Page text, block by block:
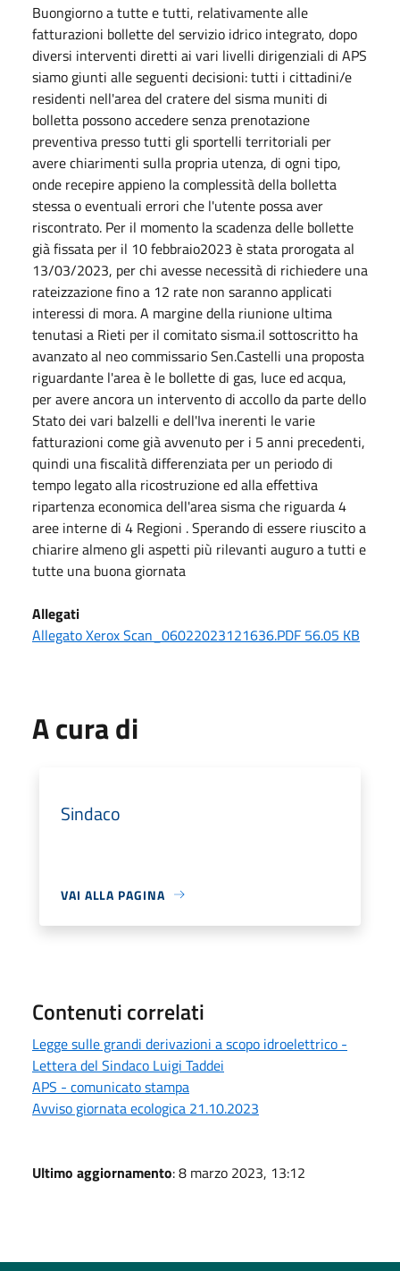
Buongiorno a tutte e tutti, relativamente alle
fatturazioni bollette del servizio idrico integrato, dopo
diversi interventi diretti ai vari livelli dirigenziali di APS
siamo giunti alle seguenti decisioni: tutti i cittadini/e
residenti nell'area del cratere del sisma muniti di
bolletta possono accedere senza prenotazione
preventiva presso tutti gli sportelli territoriali per
avere chiarimenti sulla propria utenza, di ogni tipo,
onde recepire appieno la complessità della bolletta
stessa o eventuali errori che l'utente possa aver
riscontrato. Per il momento la scadenza delle bollette
già fissata per il 10 febbraio2023 è stata prorogata al
13/03/2023, per chi avesse necessità di richiedere una
rateizzazione fino a 12 rate non saranno applicati
interessi di mora. A margine della riunione ultima
tenutasi a Rieti per il comitato sisma.il sottoscritto ha
avanzato al neo commissario Sen.Castelli una proposta
riguardante l'area è le bollette di gas, luce ed acqua,
per avere ancora un intervento di accollo da parte dello
Stato dei vari balzelli e dell'Iva inerenti le varie
fatturazioni come già avvenuto per i 5 anni precedenti,
quindi una fiscalità differenziata per un periodo di
tempo legato alla ricostruzione ed alla effettiva
ripartenza economica dell'area sisma che riguarda 4
aree interne di 4 Regioni . Sperando di essere riuscito a
chiarire almeno gli aspetti più rilevanti auguro a tutti e
tutte una buona giornata
Allegati
Allegato Xerox Scan_06022023121636.PDF 56.05 KB
A cura di
Sindaco
VAI ALLA PAGINA
Contenuti correlati
Legge sulle grandi derivazioni a scopo idroelettrico -
Lettera del Sindaco Luigi Taddei
APS - comunicato stampa
Avviso giornata ecologica 21.10.2023
Ultimo aggiornamento: 8 marzo 2023, 13:12